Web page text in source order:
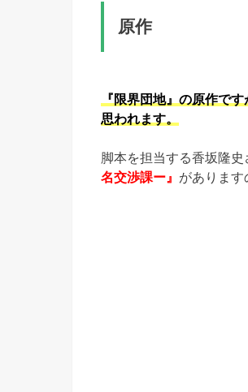
原作
『限界団地』の原作で
思われます。
脚本を担当する香坂隆
名交渉課ー』 があります